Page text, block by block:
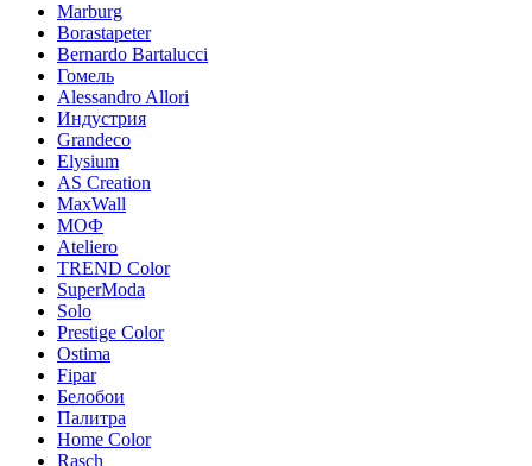
Marburg
Borastapeter
Bernardo Bartalucci
Гомель
Alessandro Allori
Индустрия
Grandeco
Elysium
AS Creation
MaxWall
МОФ
Ateliero
TREND Color
SuperModa
Solo
Prestige Color
Ostima
Fipar
Белобои
Палитра
Home Color
Rasch